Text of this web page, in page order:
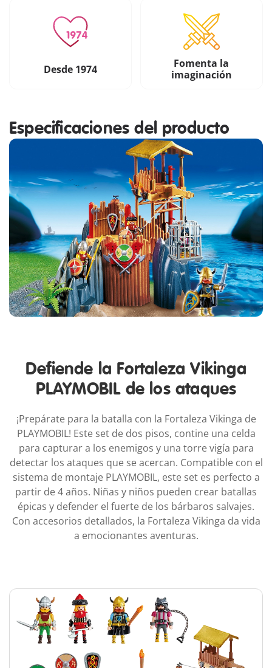
Desde 1974
Fomenta la
imaginación
Especificaciones del producto
Defiende la Fortaleza Vikinga
PLAYMOBIL de los ataques
¡Prepárate para la batalla con la Fortaleza Vikinga de
PLAYMOBIL! Este set de dos pisos, contine una celda
para capturar a los enemigos y una torre vigía para
detectar los ataques que se acercan. Compatible con el
sistema de montaje PLAYMOBIL, este set es perfecto a
partir de 4 años. Niñas y niños pueden crear batallas
épicas y defender el fuerte de los bárbaros salvajes.
Con accesorios detallados, la Fortaleza Vikinga da vida
a emocionantes aventuras.